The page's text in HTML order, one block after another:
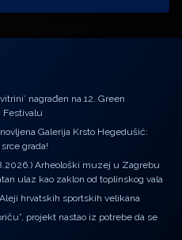
nagrađen na 12. Green
Festivalu
Galerija Krsto Hegedušić:
grada!
Arheološki muzej u Zagrebu
ulaz kao zaklon od toplinskog vala
hrvatskih sportskih velikana
projekt nastao iz potrebe da se